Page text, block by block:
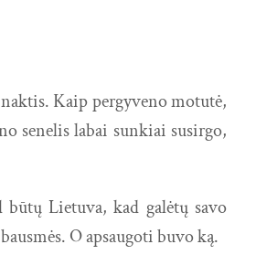
Kaip pergyveno motutė,
senelis labai sunkiai susirgo,
Lietuva, kad galėtų savo
O apsaugoti buvo ką.